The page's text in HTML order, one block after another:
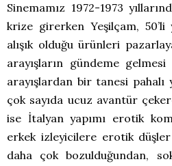
Sinemamız 1972-1973
krize girerken Yeşilçam,
alışık olduğu ürünleri
arayışların gündeme gelmesi
arayışlardan bir tanesi pahalı
çok sayıda ucuz avantür
ise İtalyan yapımı erotik
erkek izleyicilere erotik
daha çok bozulduğundan,